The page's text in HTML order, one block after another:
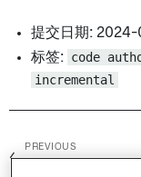
提交日期: 2024-
标签: code
incremental
←
PREVIOUS